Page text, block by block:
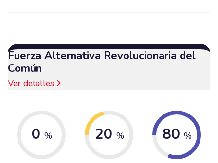
Fuerza Alternativa Revolucionaria del
Común
Ver detalles
0 % 20 % 80 %